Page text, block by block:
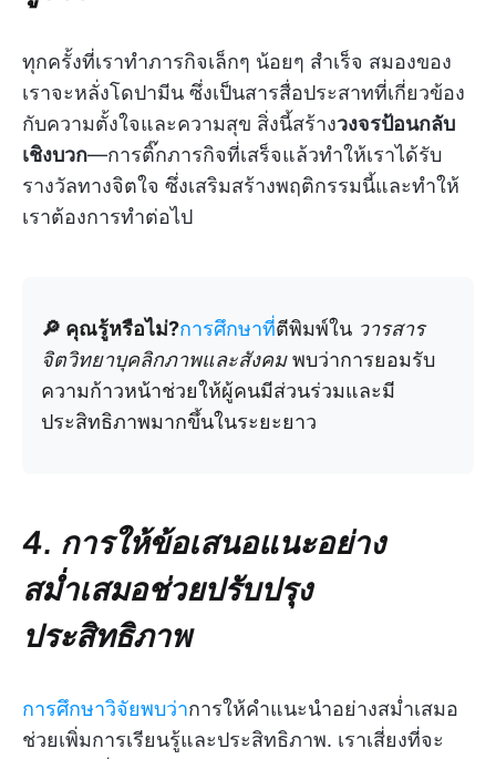
ทุกครั้งที่เราทำภารกิจเล็กๆ น้อยๆ สำเร็จ สมองของ
เราจะหลั่งโดปามีน ซึ่งเป็นสารสื่อประสาทที่เกี่ยวข้อง
กับความตั้งใจและความสุข สิ่งนี้สร้างวงจรป้อนกลับ
เชิงบวก—การติ๊กภารกิจที่เสร็จแล้วทำให้เราได้รับ
รางวัลทางจิตใจ ซึ่งเสริมสร้างพฤติกรรมนี้และทำให้
เราต้องการทำต่อไป
🔎 คุณรู้หรือไม่?การศึกษาที่ตีพิมพ์ใน วารสาร
จิตวิทยาบุคลิกภาพและสังคมพบว่าการยอมรับ
ความก้าวหน้าช่วยให้ผู้คนมีส่วนร่วมและมี
ประสิทธิภาพมากขึ้นในระยะยาว
4. การให้ข้อเสนอแนะอย่าง
สม่ำเสมอช่วยปรับปรุง
ประสิทธิภาพ
การศึกษาวิจัยพบว่าการให้คำแนะนำอย่างสม่ำเสมอ
ช่วยเพิ่มการเรียนรู้และประสิทธิภาพ. เราเสี่ยงที่จะ